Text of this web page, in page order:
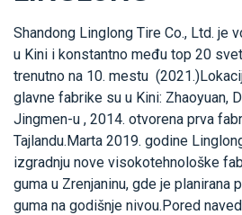
Shandong Linglong Tire Co., Ltd. je
u Kini i konstantno među top 20
trenutno na 10. mestu
glavne fabrike su u Kini: Zhaoyuan,
Jingmen-u , 2014. otvorena prva
Tajlandu.Marta 2019. godine
izgradnju nove visokotehnološke
guma u Zrenjaninu, gde je planirana
guma na godišnje nivou.Pored